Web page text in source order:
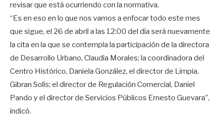
revisar que está ocurriendo con la normativa.
“Es en eso en lo que nos vamos a enfocar todo este mes
que sigue, el 26 de abril a las 12:00 del día será nuevamente
la cita en la que se contempla la participación de la directora
de Desarrollo Urbano, Claudia Morales; la coordinadora del
Centro Histórico, Daniela González, el director de Limpia,
Gibran Solís; el director de Regulación Comercial, Daniel
Pando y el director de Servicios Públicos Ernesto Guevara”,
indicó.